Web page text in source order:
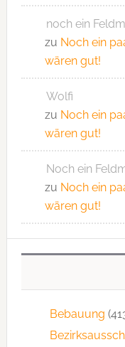
noch ein
zu Noch ein
wären gut!
Wolfi
zu Noch ein
wären gut!
Noch ein
zu Noch ein
wären gut!
Bebauung